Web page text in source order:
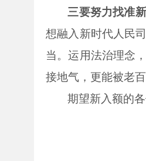
三要努力找准新
想融入新时代人民
当。运用法治理念
接地气，更能被老
期望新入额的